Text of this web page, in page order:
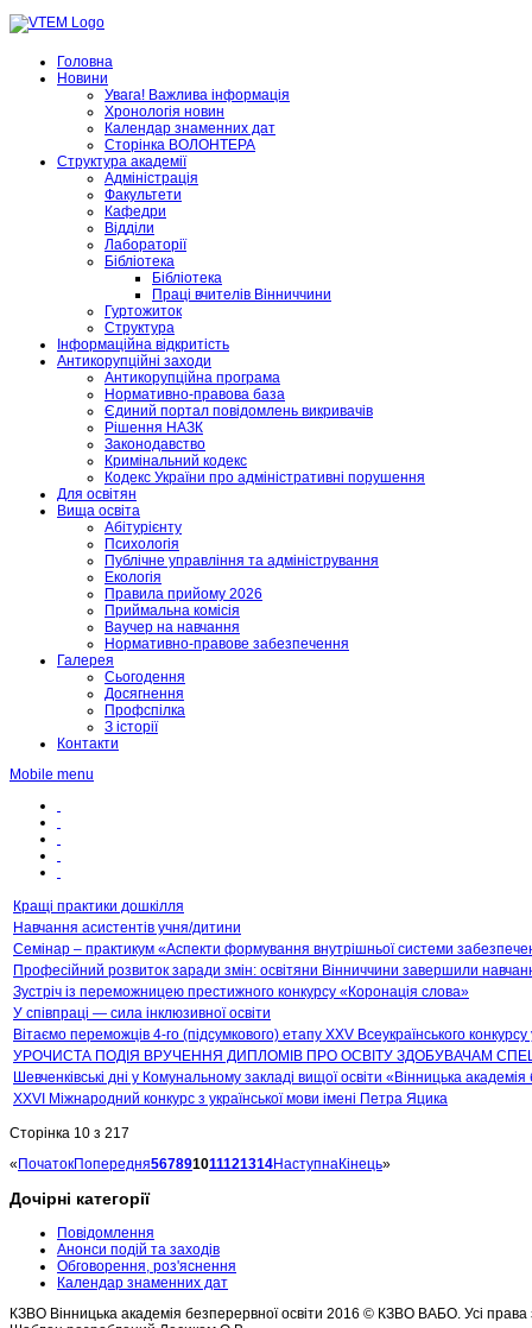
Головна
Новини
Увага! Важлива інформація
Хронологія новин
Календар знаменних дат
Сторінка ВОЛОНТЕРА
Структура академії
Адміністрація
Факультети
Кафедри
Відділи
Лабораторії
Бібліотека
Бібліотека
Праці вчителів Вінниччини
Гуртожиток
Структура
Інформаційна відкритість
Антикорупційні заходи
Антикорупційна програма
Нормативно-правова база
Єдиний портал повідомлень викривачів
Рішення НАЗК
Законодавство
Кримінальний кодекс
Кодекс України про адміністративні порушення
Для освітян
Вища освіта
Абітурієнту
Психологія
Публічне управління та адміністрування
Екологія
Правила прийому 2026
Приймальна комісія
Ваучер на навчання
Нормативно-правове забезпечення
Галерея
Сьогодення
Досягнення
Профспілка
З історії
Контакти
Mobile menu
Кращі практики дошкілля
Навчання асистентів учня/дитини
Cемінар – практикум «Аспекти формування внутрішньої системи
Професійний розвиток заради змін: освітяни Вінниччини завершили
Зустріч із переможницею престижного конкурсу «Коронація слова»
У співпраці — сила інклюзивної освіти
Вітаємо переможців 4-го (підсумкового) етапу XXV Всеукраїнського конкурсу
УРОЧИСТА ПОДІЯ ВРУЧЕННЯ ДИПЛОМІВ ПРО ОСВІТУ ЗДОБУВАЧАМ
Шевченківські дні у Комунальному закладі вищої освіти «Вінницька
ХХVІ Міжнародний конкурс з української мови імені Петра Яцика
Сторінка 10 з 217
« ПочатокПопередня567891011121314НаступнаКінець»
Дочірні категорії
Повідомлення
Анонси подій та заходів
Обговорення, роз'яснення
Календар знаменних дат
КЗВО Вінницька академія безперервної освіти 2016 © КЗВО ВАБО. Усі права